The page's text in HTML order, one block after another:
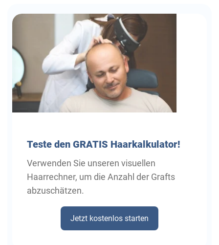
Teste den GRATIS Haarkalkulator!
Verwenden Sie unseren visuellen
Haarrechner, um die Anzahl der Grafts
abzuschätzen.
Jetzt kostenlos starten